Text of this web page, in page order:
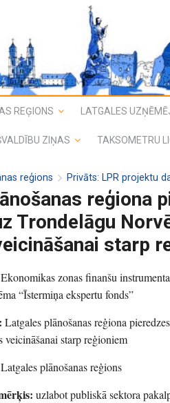
REĢIONS LATGALES
ZIŅAS TAKSOMETRU
reģions Privāts: LPR projektu
reģiona
Trondelāgu
starp
zonas finanšu
“Īstermiņa ekspertu fonds”
Latgales plānošanas reģiona
veicināšanai starp reģioniem
Latgales plānošanas reģions
uzlabot publiskā sektora